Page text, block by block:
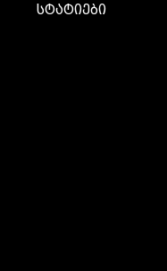
სტატიები